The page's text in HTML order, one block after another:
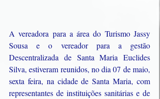
A vereadora para a área do Turismo Jassy
Sousa e o vereador para a gestão
Descentralizada de Santa Maria Euclides
Silva, estiveram reunidos, no dia 07 de maio,
sexta feira, na cidade de Santa Maria, com
representantes de instituições sanitárias e de